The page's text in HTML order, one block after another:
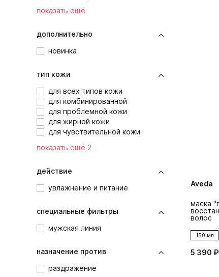
показать ещё
дополнительно
новинка
тип кожи
для всех типов кожи
для комбинированной
для проблемной кожи
для жирной кожи
для чувствительной кожи
показать ещё 2
действие
увлажнение и питание
специальные фильтры
мужская линия
назначение против
раздражение
Aveda
маска
волос
150 мл
5 390 ₽